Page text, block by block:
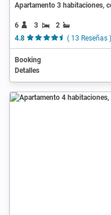
Apartamento 3 habitaciones,
6 3
2
4.8
( 13 Reseñas )
Booking
Detalles